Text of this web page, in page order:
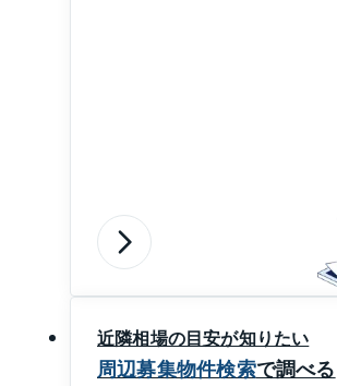
近隣相場の目安が知りたい
周辺募集物件検索で調べる